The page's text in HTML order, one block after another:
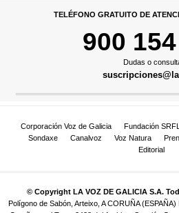
TELÉFONO GRATUITO DE
900
Dudas o
Corporación Voz de Galicia Fundación SRFL
Sondaxe
Canalvoz Voz Natura
Editorial
© Copyright LA VOZ DE GALICIA S.A.
Polígono de Sabón, Arteixo, A CORUÑA